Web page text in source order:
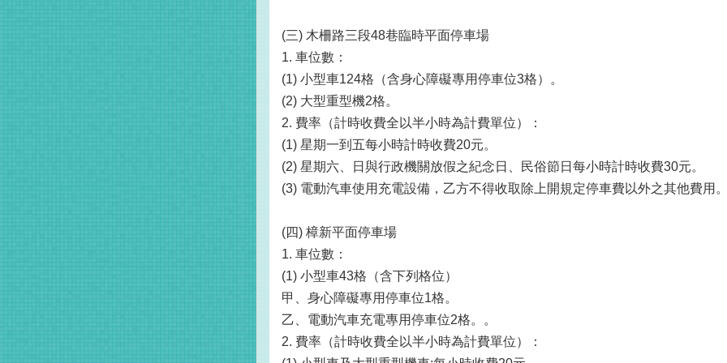
(三) 木柵路三段48巷臨時平面停車場
1. 車位數：
(1) 小型車124格（含身心障礙專用停車位3格）。
(2) 大型重型機2格。
2. 費率（計時收費全以半小時為計費單位）：
(1) 星期一到五每小時計時收費20元。
(2) 星期六、日與行政機關放假之紀念日、民俗節日每小時計時收費30元。
(3) 電動汽車使用充電設備，乙方不得收取除上開規定停車費以外之其他費用
(四) 樟新平面停車場
1. 車位數：
(1) 小型車43格（含下列格位）
甲、身心障礙專用停車位1格。
乙、電動汽車充電專用停車位2格。。
2. 費率（計時收費全以半小時為計費單位）：